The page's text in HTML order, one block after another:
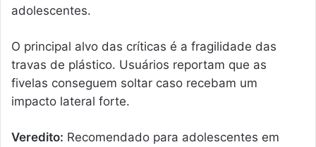
adolescentes.
O principal alvo das críticas é a fragilidade das
travas de plástico. Usuários reportam que as
fivelas conseguem soltar caso recebam um
impacto lateral forte.
Veredito: Recomendado para adolescentes em